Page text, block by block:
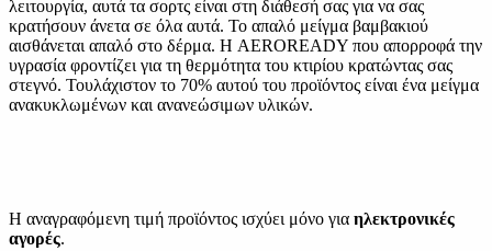
λειτουργία, αυτά τα σορτς είναι στη διάθεσή σας για να σας
κρατήσουν άνετα σε όλα αυτά. Το απαλό μείγμα βαμβακιού
αισθάνεται απαλό στο δέρμα. Η AEROREADY που απορροφά την
υγρασία φροντίζει για τη θερμότητα του κτιρίου κρατώντας σας
στεγνό. Τουλάχιστον το 70% αυτού του προϊόντος είναι ένα μείγμα
ανακυκλωμένων και ανανεώσιμων υλικών.
Η αναγραφόμενη τιμή προϊόντος ισχύει μόνο για ηλεκτρονικές
αγορές.